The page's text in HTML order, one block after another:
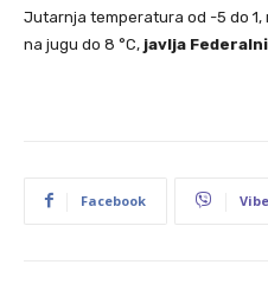
Jutarnja temperatura od -5 do 1,
na jugu do 8 °C, javlja
Facebook